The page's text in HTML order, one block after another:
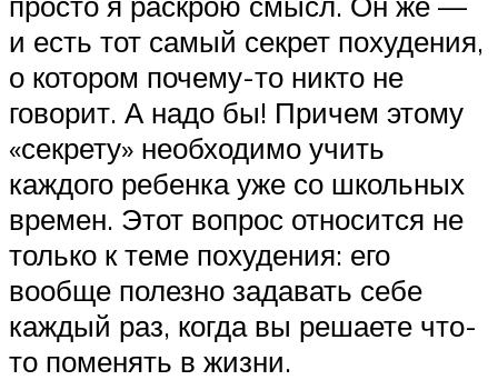
и есть тот самый секрет похудения,
о котором почему-то никто не
говорит. А надо бы! Причем этому
«секрету» необходимо учить
каждого ребенка уже со школьных
времен. Этот вопрос относится не
только к теме похудения: его
вообще полезно задавать себе
каждый раз, когда вы решаете что-
то поменять в жизни.